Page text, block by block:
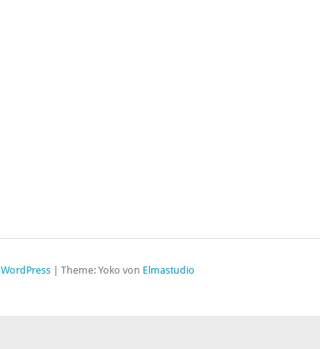
WordPress Theme: Yoko von Elmastudio